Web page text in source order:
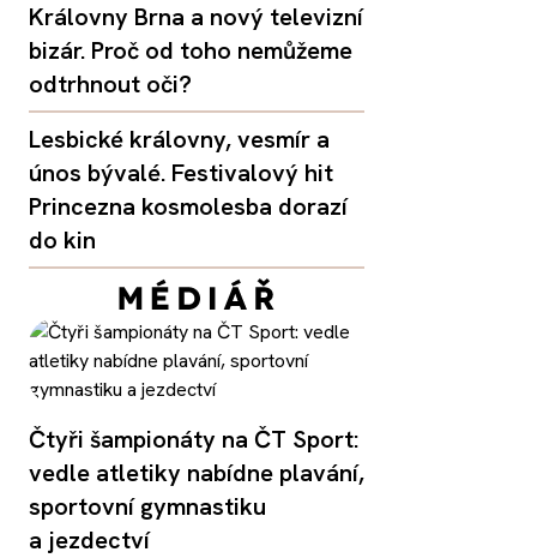
Královny Brna a nový televizní
bizár. Proč od toho nemůžeme
odtrhnout oči?
Lesbické královny, vesmír a
únos bývalé. Festivalový hit
Princezna kosmolesba dorazí
do kin
Čtyři šampionáty na ČT Sport:
vedle atletiky nabídne plavání,
sportovní gymnastiku
a jezdectví